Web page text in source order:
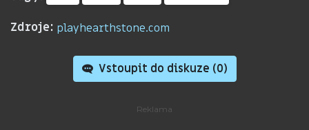
Zdroje: playhearthstone.com
Vstoupit do diskuze (0)